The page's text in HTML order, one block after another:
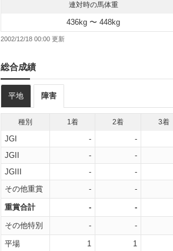
連対時の馬体重
436kg 〜 448kg
2002/12/18 00:00
総合成績
平地 障害
種別 1着 2着 3着
JGI - -
JGII
- -
JGIII
- -
その他重賞
- -
重賞合計 - -
その他特別 - -
平場 1 1